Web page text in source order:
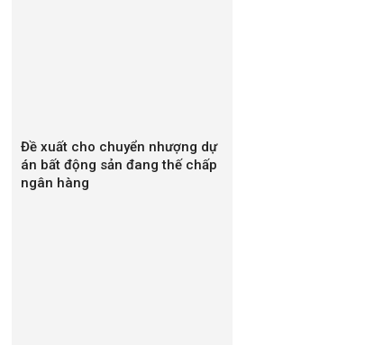
Đề xuất cho chuyển nhượng dự
án bất động sản đang thế chấp
ngân hàng